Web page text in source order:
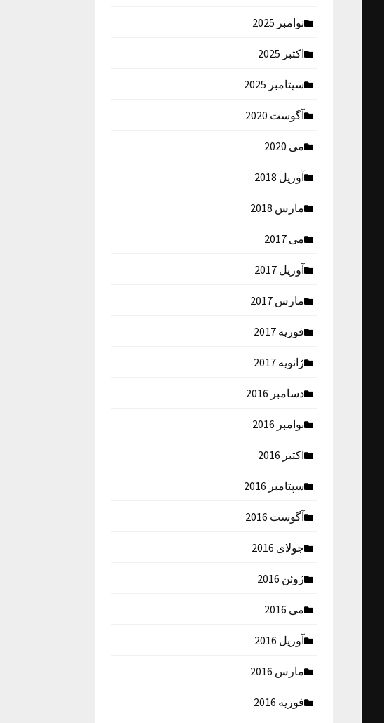
نوامبر 2025
اکتبر 2025
سپتامبر 2025
آگوست 2020
می 2020
آوریل 2018
مارس 2018
می 2017
آوریل 2017
مارس 2017
فوریه 2017
ژانویه 2017
دسامبر 2016
نوامبر 2016
اکتبر 2016
سپتامبر 2016
آگوست 2016
جولای 2016
ژوئن 2016
می 2016
آوریل 2016
مارس 2016
فوریه 2016